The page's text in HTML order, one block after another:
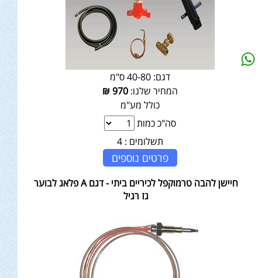
דגם: 40-80 ס"מ
המחיר שלנו:970
₪
כולל מע"מ
סה"כ כמות
תשלומים : 4
פרטים נוספים
חיישן להבה טרמוקפל לכיריים ביתי - דגם A פלאג לבוער
גז רגיל